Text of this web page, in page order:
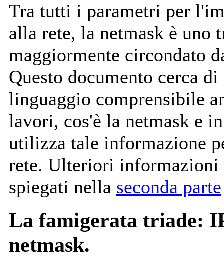
Tra tutti i parametri per
alla rete, la netmask è uno
maggiormente circondato
Questo documento cerca
linguaggio comprensibile
lavori, cos'è la netmask e
utilizza tale informazione
rete. Ulteriori informazioni
spiegati nella seconda parte
La famigerata triade:
netmask.